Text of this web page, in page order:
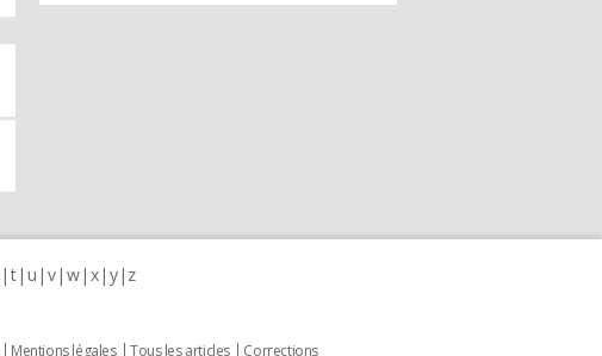
t u v w x y z
Mentions légales Tous les articles
Corrections